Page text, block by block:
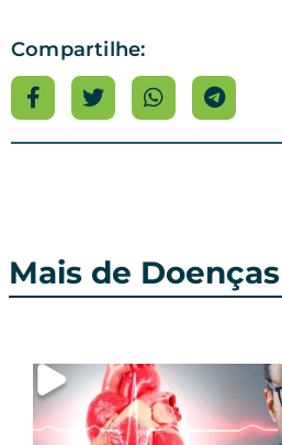
Compartilhe:
Mais de Doenças